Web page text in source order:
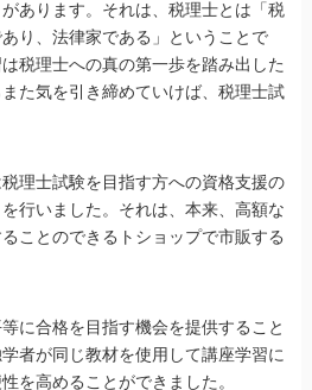
あります。それは、税理士とは「税
り、法律家である」ということで
税理士への真の第一歩を踏み出した
た気を引き締めていけば、税理士試
理士試験を目指す方への資格支援の
行いました。それは、本来、高額な
ことのできるトショップで市販する
に合格を目指す機会を提供すること
者が同じ教材を使用して講座学習に
を高めることができました。